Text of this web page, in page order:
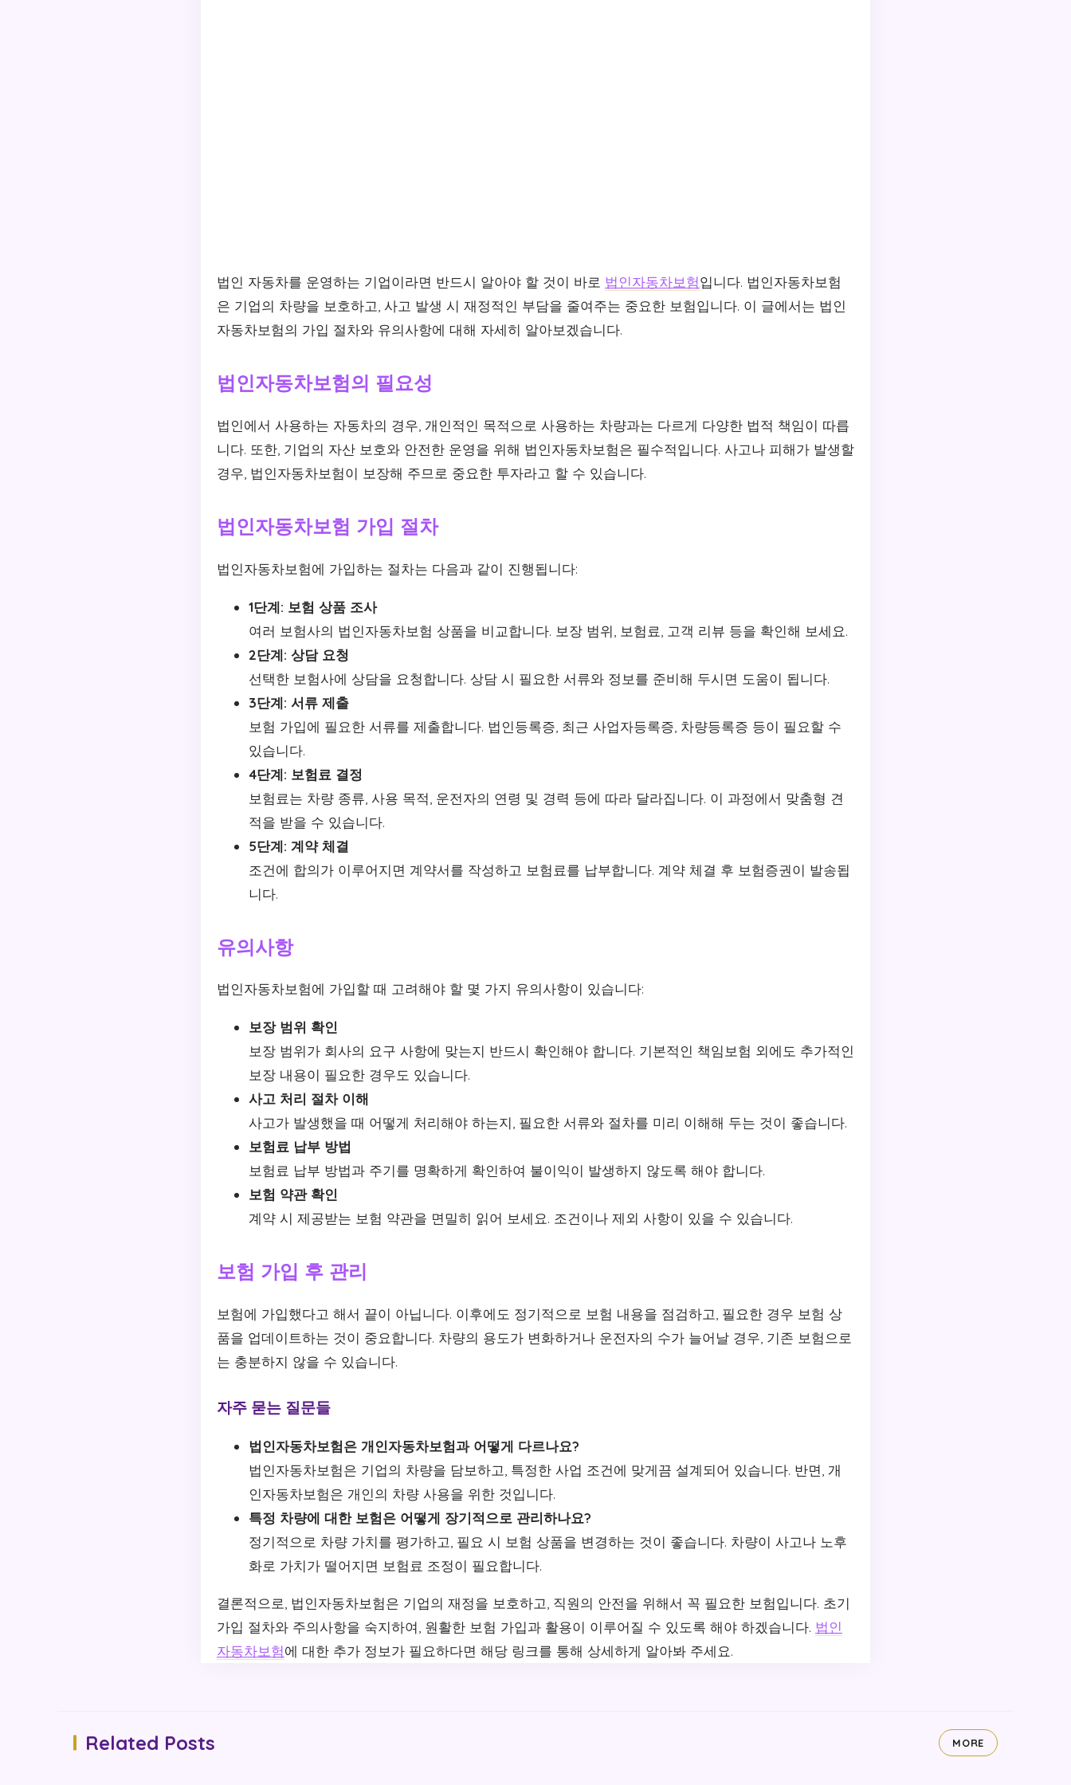
법인 자동차를 운영하는 기업이라면 반드시 알아야 할 것이 바로 법인자동차보험입니다. 법인자동차보험
은 기업의 차량을 보호하고, 사고 발생 시 재정적인 부담을 줄여주는 중요한 보험입니다. 이 글에서는 법인
자동차보험의 가입 절차와 유의사항에 대해 자세히 알아보겠습니다.
법인자동차보험의 필요성
법인에서 사용하는 자동차의 경우, 개인적인 목적으로 사용하는 차량과는 다르게 다양한 법적 책임이 따릅
니다. 또한, 기업의 자산 보호와 안전한 운영을 위해 법인자동차보험은 필수적입니다. 사고나 피해가 발생할
경우, 법인자동차보험이 보장해 주므로 중요한 투자라고 할 수 있습니다.
법인자동차보험 가입 절차
법인자동차보험에 가입하는 절차는 다음과 같이 진행됩니다:
1단계: 보험 상품 조사
여러 보험사의 법인자동차보험 상품을 비교합니다. 보장 범위, 보험료, 고객 리뷰 등을 확인해 보세요.
2단계: 상담 요청
선택한 보험사에 상담을 요청합니다. 상담 시 필요한 서류와 정보를 준비해 두시면 도움이 됩니다.
3단계: 서류 제출
보험 가입에 필요한 서류를 제출합니다. 법인등록증, 최근 사업자등록증, 차량등록증 등이 필요할 수
있습니다.
4단계: 보험료 결정
보험료는 차량 종류, 사용 목적, 운전자의 연령 및 경력 등에 따라 달라집니다. 이 과정에서 맞춤형 견
적을 받을 수 있습니다.
5단계: 계약 체결
조건에 합의가 이루어지면 계약서를 작성하고 보험료를 납부합니다. 계약 체결 후 보험증권이 발송됩
니다.
유의사항
법인자동차보험에 가입할 때 고려해야 할 몇 가지 유의사항이 있습니다:
보장 범위 확인
보장 범위가 회사의 요구 사항에 맞는지 반드시 확인해야 합니다. 기본적인 책임보험 외에도 추가적인
보장 내용이 필요한 경우도 있습니다.
사고 처리 절차 이해
사고가 발생했을 때 어떻게 처리해야 하는지, 필요한 서류와 절차를 미리 이해해 두는 것이 좋습니다.
보험료 납부 방법
보험료 납부 방법과 주기를 명확하게 확인하여 불이익이 발생하지 않도록 해야 합니다.
보험 약관 확인
계약 시 제공받는 보험 약관을 면밀히 읽어 보세요. 조건이나 제외 사항이 있을 수 있습니다.
보험 가입 후 관리
보험에 가입했다고 해서 끝이 아닙니다. 이후에도 정기적으로 보험 내용을 점검하고, 필요한 경우 보험 상
품을 업데이트하는 것이 중요합니다. 차량의 용도가 변화하거나 운전자의 수가 늘어날 경우, 기존 보험으로
는 충분하지 않을 수 있습니다.
자주 묻는 질문들
법인자동차보험은 개인자동차보험과 어떻게 다르나요?
법인자동차보험은 기업의 차량을 담보하고, 특정한 사업 조건에 맞게끔 설계되어 있습니다. 반면, 개
인자동차보험은 개인의 차량 사용을 위한 것입니다.
특정 차량에 대한 보험은 어떻게 장기적으로 관리하나요?
정기적으로 차량 가치를 평가하고, 필요 시 보험 상품을 변경하는 것이 좋습니다. 차량이 사고나 노후
화로 가치가 떨어지면 보험료 조정이 필요합니다.
결론적으로, 법인자동차보험은 기업의 재정을 보호하고, 직원의 안전을 위해서 꼭 필요한 보험입니다. 초기
가입 절차와 주의사항을 숙지하여, 원활한 보험 가입과 활용이 이루어질 수 있도록 해야 하겠습니다. 법인
자동차보험에 대한 추가 정보가 필요하다면 해당 링크를 통해 상세하게 알아봐 주세요.
Related Posts MORE